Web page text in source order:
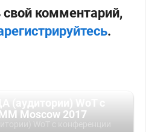
комментарий,
.
Moscow 2017